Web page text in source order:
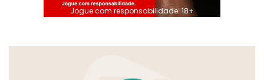
Jogue com responsabilidade. 18+